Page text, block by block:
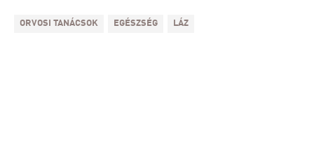
ORVOSI TANÁCSOK EGÉSZSÉG LÁZ